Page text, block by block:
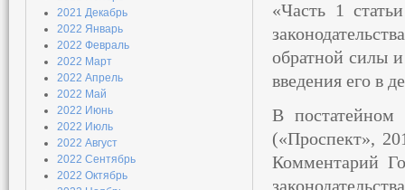
«Часть 1
обратной силы
введения его в
В
(«Проспект»,
Комментарий
2021 Декабрь
2022 Январь
2022 Февраль
2022 Март
2022 Апрель
2022 Май
2022 Июнь
2022 Июль
2022 Август
2022 Сентябрь
2022 Октябрь